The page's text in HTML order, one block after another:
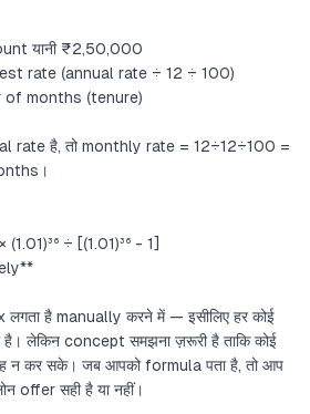
यानी ₹2,50,000
rate (annual rate ÷ 12 ÷ 100)
months (tenure)
rate है, तो monthly rate = 12÷12÷100 =
÷ [(1.01)³⁶ - 1]
है manually करने में — इसीलिए हर कोई
लेकिन concept समझना ज़रूरी है ताकि कोई
न कर सके। जब आपको formula पता है, तो आप
offer सही है या नहीं।